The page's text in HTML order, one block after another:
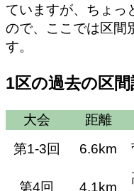
ていますが、ちょっ
ので、ここでは区間
す。
1区の過去の区
大会 距離
第1-3回
6.6km
第4回 4.1km